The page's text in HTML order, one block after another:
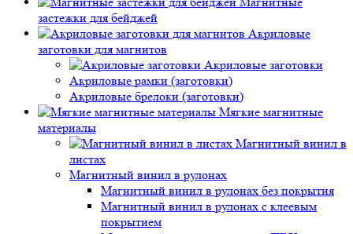
застежки для бейджей
Акриловые
заготовки для магнитов
Акриловые заготовки
Акриловые рамки (заготовки)
Акриловые брелоки (заготовки)
Мягкие магнитные
материалы
Магнитный винил в
листах
Магнитный винил в рулонах
Магнитный винил в рулонах без покрытия
Магнитный винил в рулонах с клеевым
покрытием